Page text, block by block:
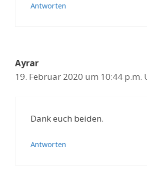
Antworten
Ayrar
19. Februar 2020 um 10:44 p.m.
Dank euch beiden.
Antworten